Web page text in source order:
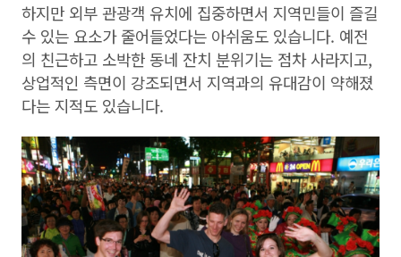
하지만 외부 관광객 유치에 집중하면서 지역민들이 즐길
수 있는 요소가 줄어들었다는 아쉬움도 있습니다. 예전
의 친근하고 소박한 동네 잔치 분위기는 점차 사라지고,
상업적인 측면이 강조되면서 지역과의 유대감이 약해졌
다는 지적도 있습니다.